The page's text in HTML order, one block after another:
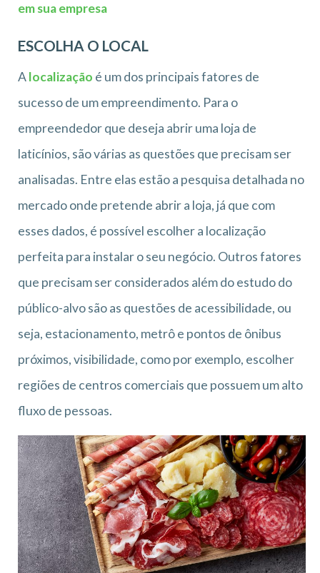
em sua empresa
ESCOLHA O LOCAL
Alocalização é um dos principais fatores de
sucesso de um empreendimento. Para o
empreendedor que deseja abrir uma loja de
laticínios, são várias as questões que precisam ser
analisadas. Entre elas estão a pesquisa detalhada no
mercado onde pretende abrir a loja, já que com
esses dados, é possível escolher a localização
perfeita para instalar o seu negócio. Outros fatores
que precisam ser considerados além do estudo do
público-alvo são as questões de acessibilidade, ou
seja, estacionamento, metrô e pontos de ônibus
próximos, visibilidade, como por exemplo, escolher
regiões de centros comerciais que possuem um alto
fluxo de pessoas.